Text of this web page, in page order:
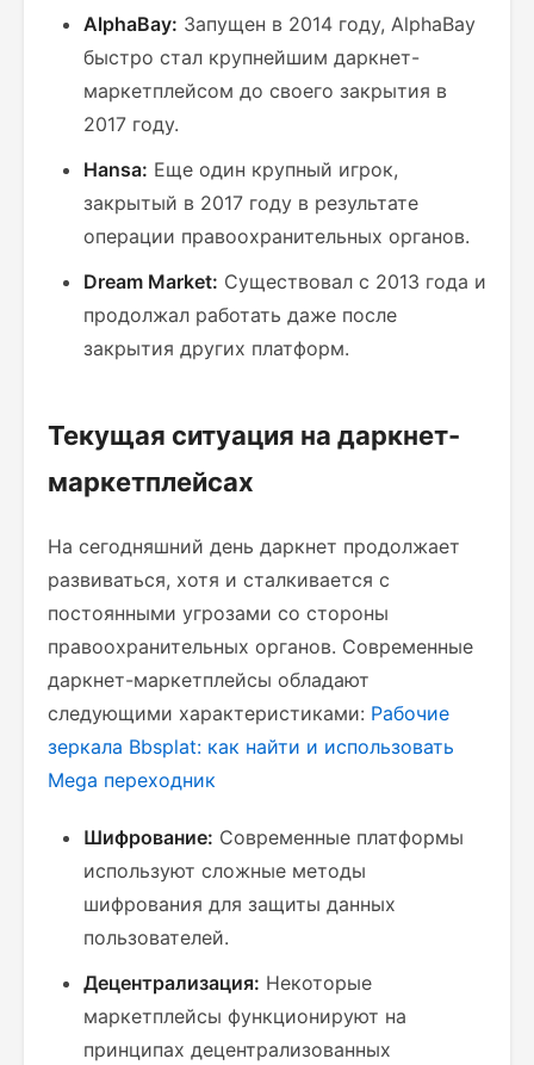
AlphaBay: Запущен в 2014 году, AlphaBay
быстро стал крупнейшим даркнет-
маркетплейсом до своего закрытия в
2017 году.
Hansa: Еще один крупный игрок,
закрытый в 2017 году в результате
операции правоохранительных органов.
Dream Market: Существовал с 2013 года и
продолжал работать даже после
закрытия других платформ.
Текущая ситуация на даркнет-
маркетплейсах
На сегодняшний день даркнет продолжает
развиваться, хотя и сталкивается с
постоянными угрозами со стороны
правоохранительных органов. Современные
даркнет-маркетплейсы обладают
следующими характеристиками: Рабочие
зеркала Bbsplat: как найти и использовать
Mega переходник
Шифрование: Современные платформы
используют сложные методы
шифрования для защиты данных
пользователей.
Децентрализация: Некоторые
маркетплейсы функционируют на
принципах децентрализованных